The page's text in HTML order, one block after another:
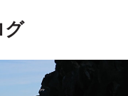
グ